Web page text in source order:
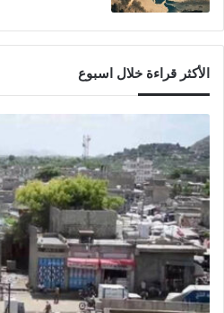
الأكثر قراءة خلال اسبوع